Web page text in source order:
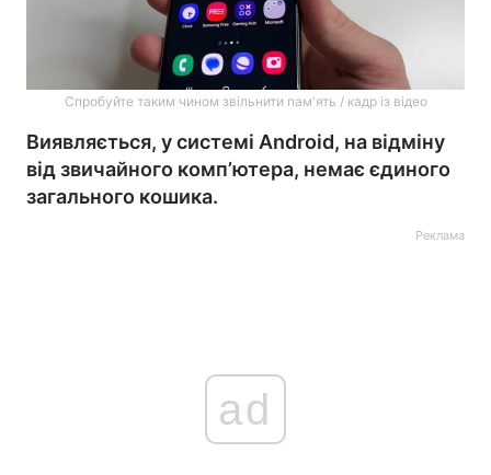
Спробуйте таким чином звільнити пам'ять / кадр із відео
Виявляється, у системі Android, на відміну
від звичайного комп’ютера, немає єдиного
загального кошика.
Реклама
ad